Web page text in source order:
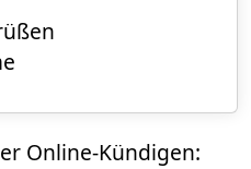
Online-Kündigen: